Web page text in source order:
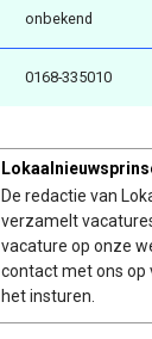
onbekend
0168-335010
De redactie van
verzamelt
vacature op onze
contact met ons op
het insturen.